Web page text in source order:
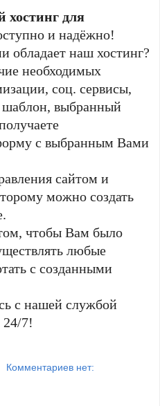
хостинг для
и надёжно!
обладает наш хостинг?
необходимых
соц. сервисы,
шаблон, выбранный
с выбранным Вами
сайтом и
можно создать
чтобы Вам было
любые
с созданными
с нашей службой
24/7!
Комментариев нет: